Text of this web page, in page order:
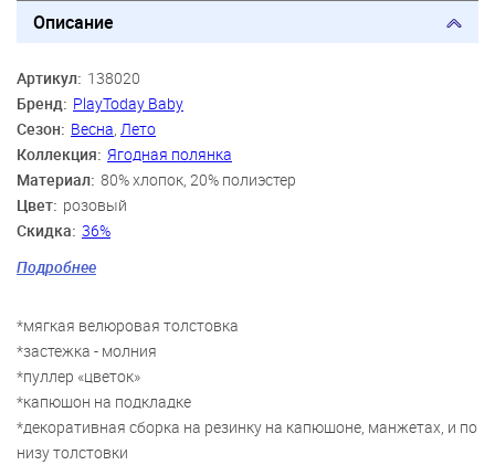
Описание
Артикул: 138020
Бренд: PlayToday Baby
Сезон: Весна, Лето
Коллекция: Ягодная полянка
Материал: 80% хлопок, 20% полиэстер
Цвет: розовый
Скидка: 36%
Девочки
Возраст: 6 мес., 9 мес., 12 мес., 18 мес., 2 года
Подробнее
*мягкая велюровая толстовка
*застежка - молния
*пуллер «цветок»
*капюшон на подкладке
*декоративная сборка на резинку на капюшоне, манжетах, и по
низу толстовки